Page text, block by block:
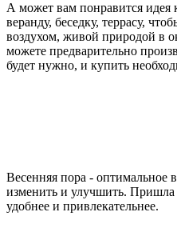
А может вам понравится идея
веранду, беседку, террасу,
воздухом, живой природой в
можете предварительно
будет нужно, и купить
Весенняя пора - оптимальное
изменить и улучшить. Пришла
удобнее и привлекательнее.